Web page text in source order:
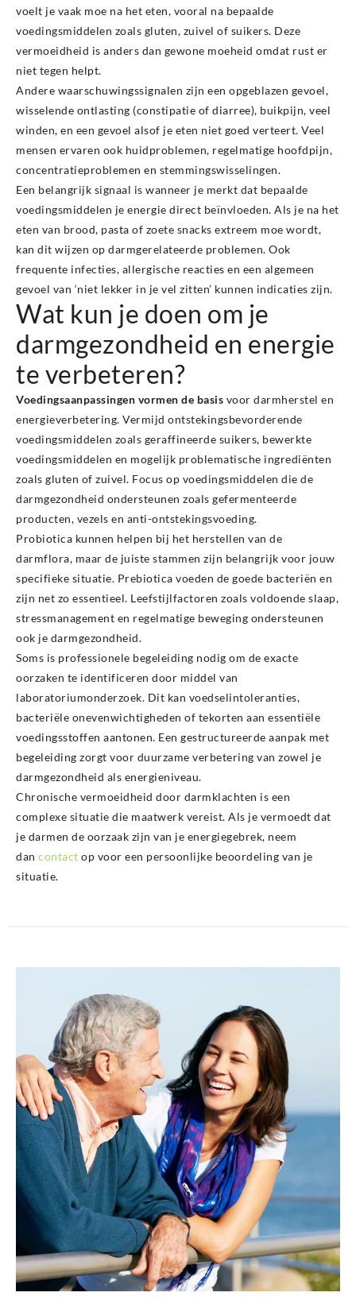
voelt je vaak moe na het eten, vooral na bepaalde
voedingsmiddelen zoals gluten, zuivel of suikers. Deze
vermoeidheid is anders dan gewone moeheid omdat rust er
niet tegen helpt.
Andere waarschuwingssignalen zijn een opgeblazen gevoel,
wisselende ontlasting (constipatie of diarree), buikpijn, veel
winden, en een gevoel alsof je eten niet goed verteert. Veel
mensen ervaren ook huidproblemen, regelmatige hoofdpijn,
concentratieproblemen en stemmingswisselingen.
Een belangrijk signaal is wanneer je merkt dat bepaalde
voedingsmiddelen je energie direct beïnvloeden. Als je na het
eten van brood, pasta of zoete snacks extreem moe wordt,
kan dit wijzen op darmgerelateerde problemen. Ook
frequente infecties, allergische reacties en een algemeen
gevoel van ‘niet lekker in je vel zitten’ kunnen indicaties zijn.
Wat kun je doen om je
darmgezondheid en energie
te verbeteren?
Voedingsaanpassingen vormen de basis voor darmherstel en
energieverbetering. Vermijd ontstekingsbevorderende
voedingsmiddelen zoals geraffineerde suikers, bewerkte
voedingsmiddelen en mogelijk problematische ingrediënten
zoals gluten of zuivel. Focus op voedingsmiddelen die de
darmgezondheid ondersteunen zoals gefermenteerde
producten, vezels en anti-ontstekingsvoeding.
Probiotica kunnen helpen bij het herstellen van de
darmflora, maar de juiste stammen zijn belangrijk voor jouw
specifieke situatie. Prebiotica voeden de goede bacteriën en
zijn net zo essentieel. Leefstijlfactoren zoals voldoende slaap,
stressmanagement en regelmatige beweging ondersteunen
ook je darmgezondheid.
Soms is professionele begeleiding nodig om de exacte
oorzaken te identificeren door middel van
laboratoriumonderzoek. Dit kan voedselintoleranties,
bacteriële onevenwichtigheden of tekorten aan essentiële
voedingsstoffen aantonen. Een gestructureerde aanpak met
begeleiding zorgt voor duurzame verbetering van zowel je
darmgezondheid als energieniveau.
Chronische vermoeidheid door darmklachten is een
complexe situatie die maatwerk vereist. Als je vermoedt dat
je darmen de oorzaak zijn van je energiegebrek, neem
dan contact op voor een persoonlijke beoordeling van je
situatie.